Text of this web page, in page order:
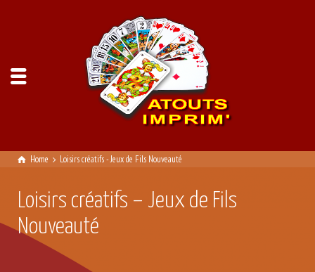
Home Loisirs créatifs - Jeux de Fils Nouveauté
Loisirs créatifs – Jeux de Fils
Nouveauté